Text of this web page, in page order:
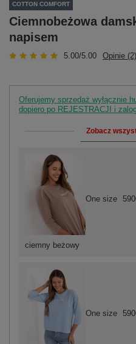
COTTON COMFORT
Ciemnobeżowa
napisem
5.00/5.00 Opinie (2)
Oferujemy sprzedaż wyłącznie
dopiero po REJESTRACJI i
Zobacz
One size
ciemny beżowy
One size